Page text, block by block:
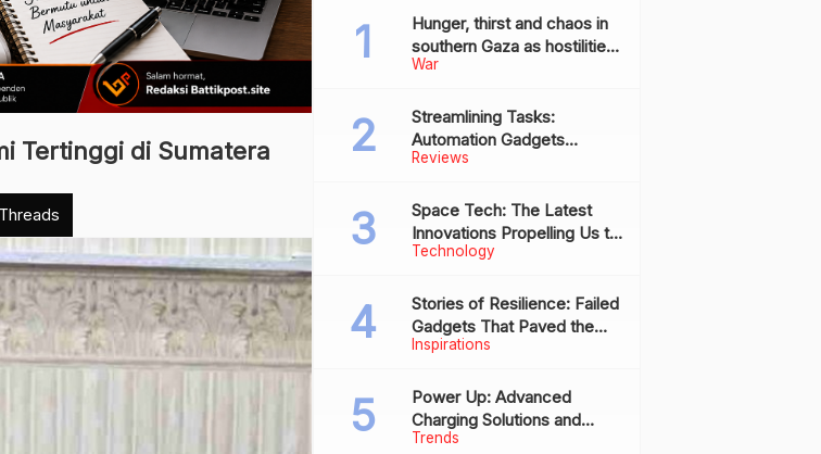
Tertinggi di Sumatera
Threads
War
Hunger, thirst and chaos in
southern Gaza as hostilities
drive humanitarian aid to the
Reviews
Streamlining Tasks:
Automation Gadgets
Revolutionizing Everyday
Technology
Space Tech: The Latest
Innovations Propelling Us to
New Frontiers
Inspirations
Stories of Resilience: Failed
Gadgets That Paved the
Way for Future Successes
Trends
Power Up: Advanced
Charging Solutions and
Battery Tech Innovations